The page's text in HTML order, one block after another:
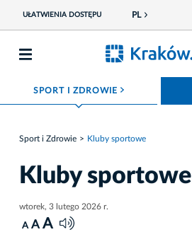
UŁATWIENIA DOSTĘPU PL
SPORT I ZDROWIE ROZWIŃ MENU
Sport i Zdrowie Kluby sportowe
Kluby sportowe
wtorek, 3 lutego 2026 r.
A A A